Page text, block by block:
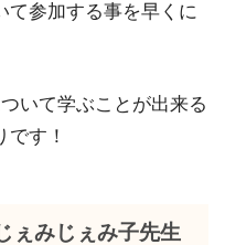
て参加する事を早くに
いて学ぶことが出来る
す！
みじぇみ子先生